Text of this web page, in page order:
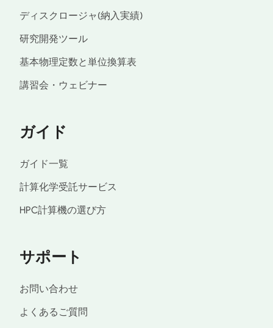
ディスクロージャ(納入実績)
研究開発ツール
基本物理定数と単位換算表
講習会・ウェビナー
ガイド
ガイド一覧
計算化学受託サービス
HPC計算機の選び方
サポート
お問い合わせ
よくあるご質問